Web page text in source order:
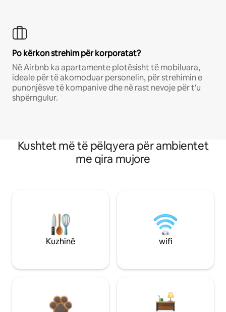
Po kërkon strehim për korporatat?
Në Airbnb ka apartamente plotësisht të mobiluara,
ideale për të akomoduar personelin, për strehimin e
punonjësve të kompanive dhe në rast nevoje për t'u
shpërngulur.
Kushtet më të pëlqyera për ambientet
me qira mujore
Kuzhinë wifi